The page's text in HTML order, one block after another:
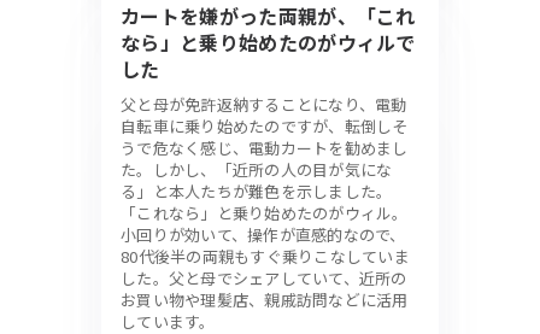
カートを嫌がった両親が、「これ
なら」と乗り始めたのがウィルで
した
父と母が免許返納することになり、電動
自転車に乗り始めたのですが、転倒しそ
うで危なく感じ、電動カートを勧めまし
た。しかし、「近所の人の目が気にな
る」と本人たちが難色を示しました。
「これなら」と乗り始めたのがウィル。
小回りが効いて、操作が直感的なので、
80代後半の両親もすぐ乗りこなしていま
した。父と母でシェアしていて、近所の
お買い物や理髪店、親戚訪問などに活用
しています。